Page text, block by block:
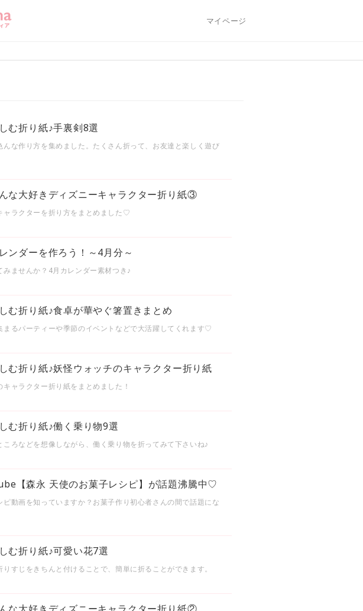
マイページ
む折り紙♪手裏剣8選
な作り方を集めました。たくさん折って、お友達と楽しく遊び
な大好きディズニーキャラクター折り紙③
ャラクターを折り方をまとめました♡
ンダーを作ろう！～4月分～
ませんか？4月カレンダー素材つき♪
む折り紙♪食卓が華やぐ箸置きまとめ
まるパーティーや季節のイベントなどで大活躍してくれます♡
む折り紙♪妖怪ウォッチのキャラクター折り紙
ャラクター折り紙をまとめました！
む折り紙♪働く乗り物9選
ろなどを想像しながら、働く乗り物を折ってみて下さいね♪
【森永 天使のお菓子レシピ】が話題沸騰中♡
動画を知っていますか？お菓子作り初心者さんの間で話題にな
む折り紙♪可愛い花7選
すじをきちんと付けることで、簡単に折ることができます。